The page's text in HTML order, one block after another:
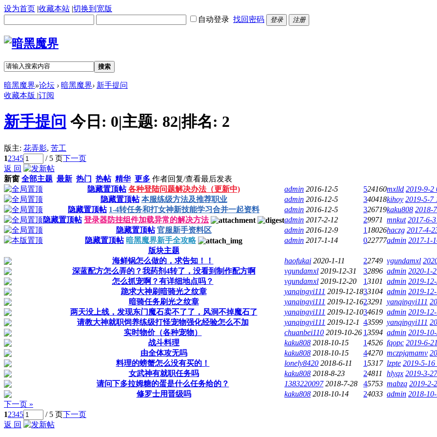
设为首页 |收藏本站 |切换到宽版
自动登录 找回密码 登录 注册
搜索
暗黑魔界»论坛 › 暗黑魔界› 新手提问
收藏本版 |订阅
新手提问 今日: 0|主题: 82|排名: 2
版主: 花弄影, 苦工
12345 / 5 页下一页
返 回
新窗 全部主题 最新 热门 热帖 精华 更多 作者回复/查看最后发表
隐藏置顶帖 各种登陆问题解决办法（更新中) admin 2016-12-5 524160mxlld 2019-9-2
隐藏置顶帖 本服练级方法及推荐职业 admin 2016-12-5 340418kihoy 2019-5-7
隐藏置顶帖 1-4转任务和打女神新技能学习合并一起资料 admin 2016-12-5 326719kaku808 2018-
隐藏置顶帖 登录器防挂组件加载异常的解决方法 admin 2017-2-12 29971 mnkut 2017-6-
隐藏置顶帖 官服新手资料区 admin 2016-12-9 1 18026haczg 2017-4-
隐藏置顶帖 暗黑魔界新手全攻略 admin 2017-1-14 022777admin 2017-1-
版块主题
海鲜锅怎么做的，求告知！！
haofukai 2020-1-11 22749 vgundamxl
深蓝配方怎么弄的？我药剂4转了，没看到制作配方啊
vgundamxl 2019-12-31 32896 admin 2020-1-
怎么抓宠啊？有详细地点吗？
vgundamxl 2019-12-20 13101 admin 2019-
跪求大神刷暗骑光之纹章
yanqingyi111 2019-12-1833104 admin 2019-
暗骑任务刷光之纹章
yanqingyi111 2019-12-1623291 yanqingyi111
两天没上线，发现东门魔石卖不了了，风洞不掉魔石了
yanqingyi111 2019-12-1034619 admin 2019-
请教大神就职饲养练级打怪宠物强化经验怎么不加
yanqingyi111 2019-12-1 43599 yanqingyi111
实时物价（各种宠物）
chuanbei110 2019-10-26 13594 admin 2019-
战斗料理
kaku808 2018-10-15 14526 fqopc 2019-6-
由全体攻无吗
kaku808 2018-10-15 44270 mczpjqmamv
料理的螃蟹怎么没有买的！
lonely8420 2018-6-11 15317 lzpte 2019-5-16
女武神有就职任务吗
kaku808 2018-8-23 24811 hlyqx 2019-3-
请问下多拉姆糖的蛋是什么任务给的？
1383220097 2018-7-28 45753 mabzq 2019-2-
修罗士用晋级吗
kaku808 2018-10-14 24033 admin 2018-
下一页 »
12345 / 5 页下一页
返 回